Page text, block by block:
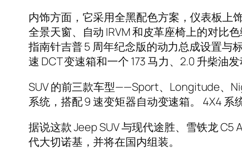
内饰方面，它采用全黑配色方案，仪表板上
全景天窗、自动 IRVM 和皮革座椅上的对比色
指南针吉普 5 周年纪念版的动力总成设置与
速 DCT 变速箱和一个 173 马力、2.0 升柴油
SUV 的前三款车型——Sport、Longitude、
系统，搭配 9 速变矩器自动变速箱。 4X4 系
据说这款 Jeep SUV 与现代途胜、雪铁龙
代大切诺基，并将在国内组装。